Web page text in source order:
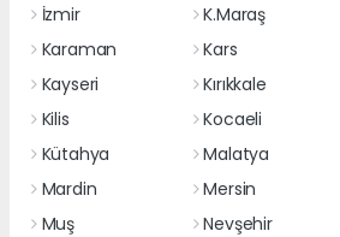
İzmir
K.Maraş
Karaman
Kars
Kayseri
Kırıkkale
Kilis
Kocaeli
Kütahya
Malatya
Mardin
Mersin
Muş
Nevşehir